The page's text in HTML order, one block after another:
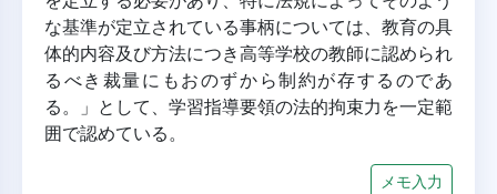
な基準が定立されている事柄については、教育の具
体的内容及び方法につき高等学校の教師に認められ
るべき裁量にもおのずから制約が存するのであ
る。」として、学習指導要領の法的拘束力を一定範
囲で認めている。
メモ入力